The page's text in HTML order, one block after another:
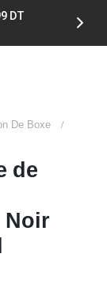
DT
De Boxe
de
Noir